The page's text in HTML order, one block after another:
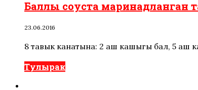
Баллы соуста маринадланган
23.06.2016
8 тавык канатына: 2 аш кашыгы бал, 5 аш
Тулырак